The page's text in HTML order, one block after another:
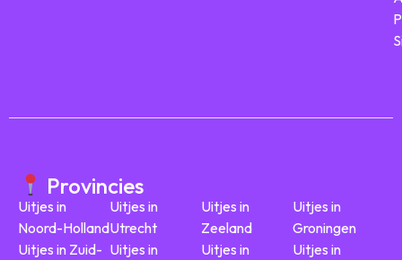
Provincies
Uitjes in
Noord-Holland
Uitjes in Zuid-
Uitjes in
Utrecht
Uitjes in
Uitjes in
Zeeland
Uitjes in
Uitjes in
Groningen
Uitjes in